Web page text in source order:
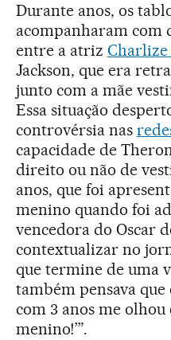
Durante anos, os
acompanharam com
entre a atriz
Jackson, que era
junto com a mãe
Essa situação
controvérsia nas
capacidade de
direito ou não de
anos, que foi
menino quando foi
vencedora do Oscar
contextualizar no
que termine de uma
também pensava
com 3 anos me olhou
menino!’”.